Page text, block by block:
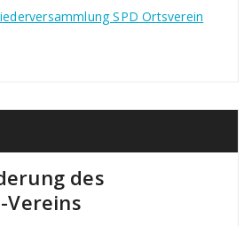
SPD Ortsverein
des
Vereins